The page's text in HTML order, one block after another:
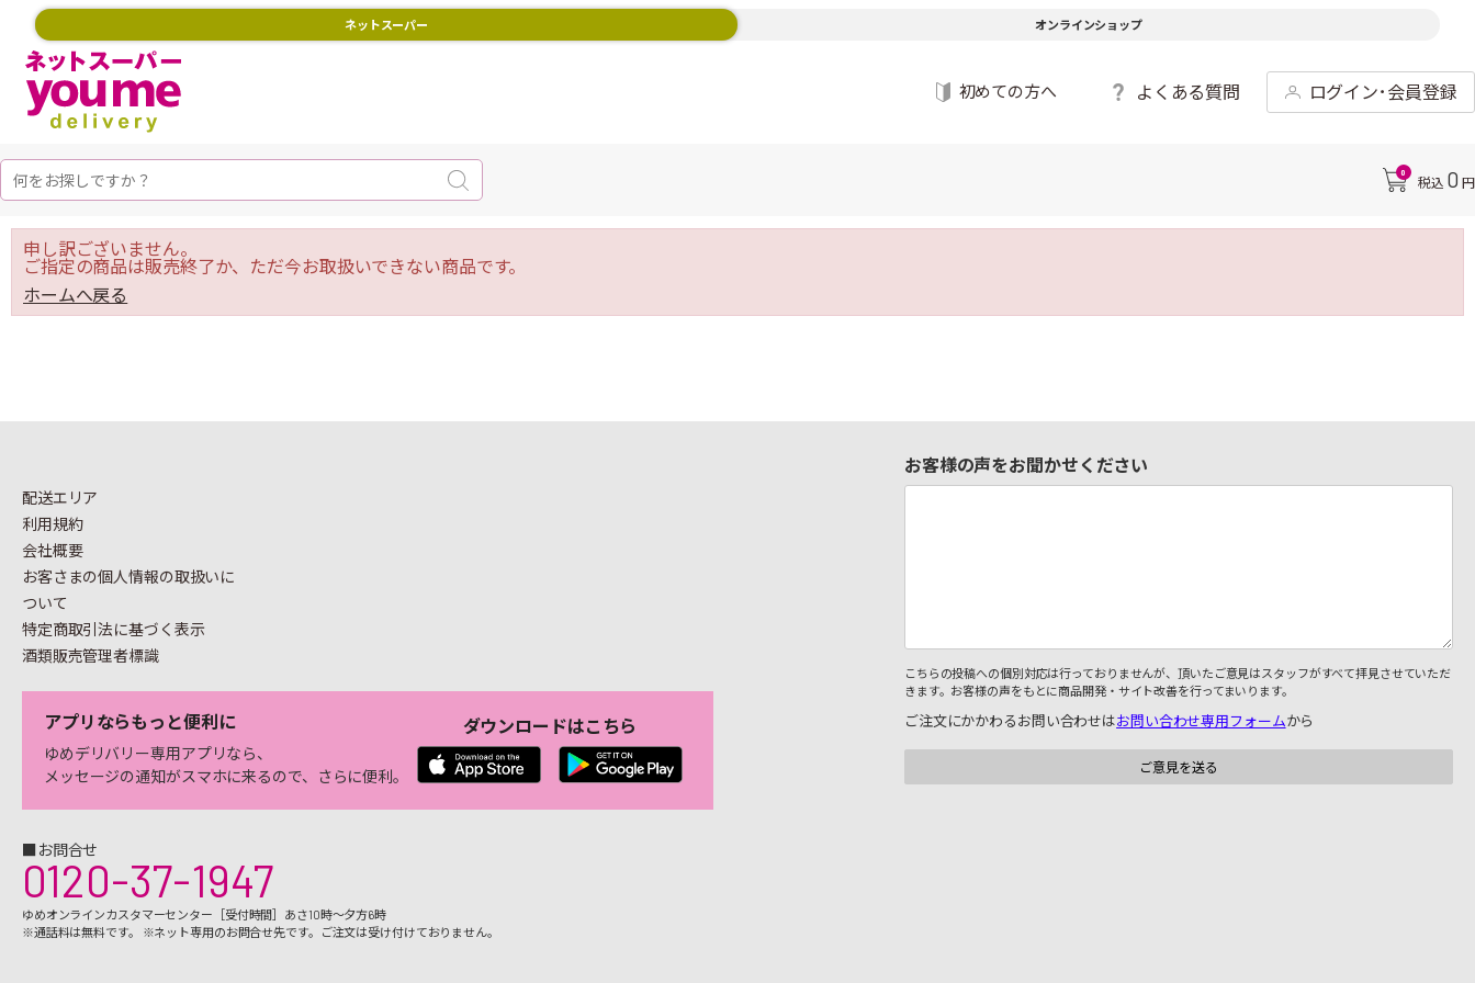
ネットスーパー オンラインショップ
初めての方へ よくある質問 ログイン･会員登録
0
税込 0 円
申し訳ございません。
ご指定の商品は販売終了か、ただ今お取扱いできない商品です。
ホームへ戻る
配送エリア
利用規約
会社概要
お客さまの個人情報の取扱いに
ついて
特定商取引法に基づく表示
酒類販売管理者標識
アプリならもっと便利に
ゆめデリバリー専用アプリなら、
メッセージの通知がスマホに来るので、さらに便利。
ダウンロードはこちら
■お問合せ
0120-37-1947
ゆめオンラインカスタマーセンター［受付時間］あさ10時～夕方6時
※通話料は無料です。 ※ネット専用のお問合せ先です。ご注文は受け付けておりません。
お客様の声をお聞かせください
こちらの投稿への個別対応は行っておりませんが、頂いたご意見はスタッフがすべて拝見させていただ
きます。お客様の声をもとに商品開発・サイト改善を行ってまいります。
ご注文にかかわるお問い合わせはお問い合わせ専用フォームから